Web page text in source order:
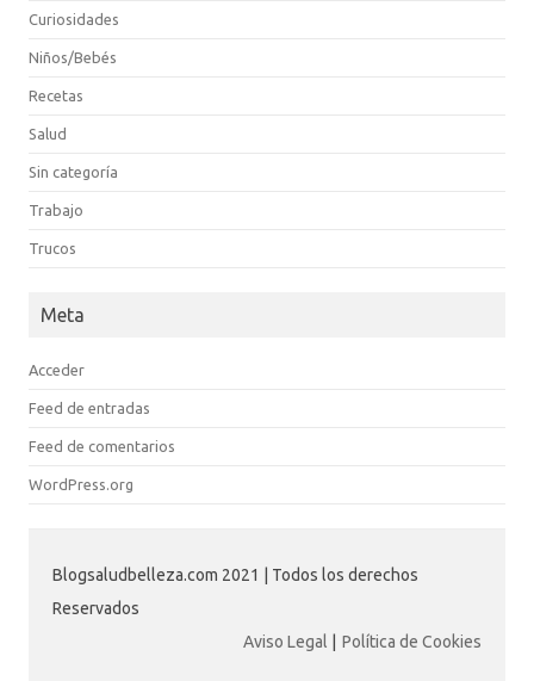
Curiosidades
Niños/Bebés
Recetas
Salud
Sin categoría
Trabajo
Trucos
Meta
Acceder
Feed de entradas
Feed de comentarios
WordPress.org
Blogsaludbelleza.com 2021 | Todos los derechos
Reservados
Aviso Legal
Política de Cookies